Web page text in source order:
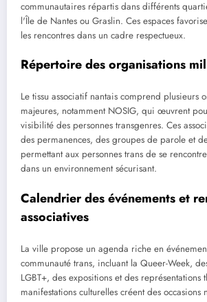
communautaires répartis dans différents
l'Île de Nantes ou Graslin. Ces espaces
les rencontres dans un cadre respectueux.
Répertoire des organisations
Le tissu associatif nantais comprend plusieurs
majeures, notamment NOSIG, qui œuvrent
visibilité des personnes transgenres. Ces
des permanences, des groupes de parole et
permettant aux personnes trans de se
dans un environnement sécurisant.
Calendrier des événements et
associatives
La ville propose un agenda riche en
communauté trans, incluant la Queer-Week,
LGBT+, des expositions et des représentations
manifestations culturelles créent des occasions